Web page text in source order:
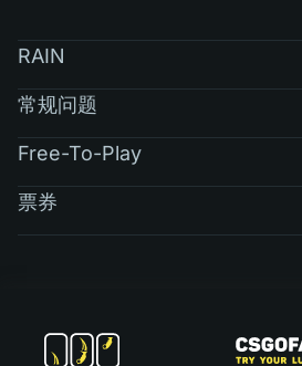
RAIN
常规问题
Free-To-Play
票券